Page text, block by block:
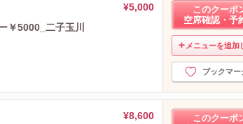
¥5,000
￥5000_二子玉川
このクーポ
空席確認・予
メニューを追加
ブックマー
¥8,600
このクーポ